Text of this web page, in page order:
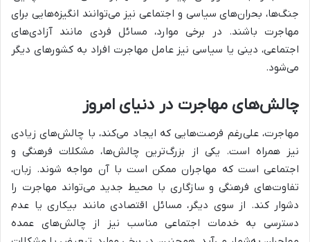
جنگ‌ها، بحران‌های سیاسی و اجتماعی نیز می‌توانند انگیزه‌هایی برای
مهاجرت باشند. در برخی موارد، مسائل فردی مانند آزادی‌های
اجتماعی، دینی یا سیاسی نیز عامل مهاجرت افراد به کشورهای دیگر
می‌شود.
چالش‌های مهاجرت در دنیای امروز
مهاجرت، علی‌رغم فرصت‌هایی که ایجاد می‌کند، با چالش‌های زیادی
نیز همراه است. یکی از بزرگ‌ترین چالش‌ها، مشکلات فرهنگی و
اجتماعی است که مهاجران ممکن است با آن مواجه شوند. زبان،
تفاوت‌های فرهنگی و سازگاری با محیط جدید می‌تواند مهاجرت را
دشوار کند. از سوی دیگر، مسائل اقتصادی مانند بیکاری یا عدم
دسترسی به خدمات اجتماعی مناسب نیز از چالش‌های عمده